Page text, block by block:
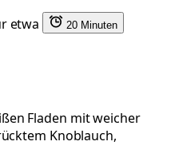
etwa
20 Minuten
Fladen mit weicher
Knoblauch,